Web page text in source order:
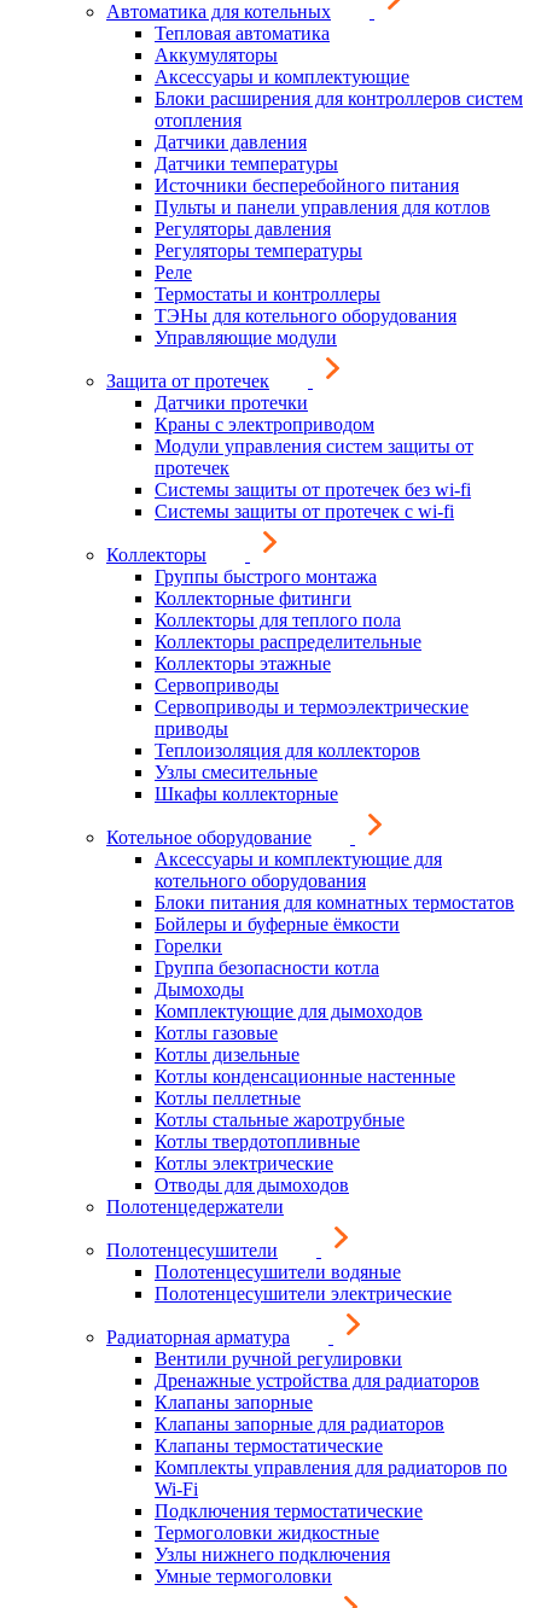
Автоматика для котельных
Тепловая автоматика
Аккумуляторы
Аксессуары и комплектующие
Блоки расширения для контроллеров систем
отопления
Датчики давления
Датчики температуры
Источники бесперебойного питания
Пульты и панели управления для котлов
Регуляторы давления
Регуляторы температуры
Реле
Термостаты и контроллеры
ТЭНы для котельного оборудования
Управляющие модули
Защита от протечек
Датчики протечки
Краны с электроприводом
Модули управления систем защиты от
протечек
Системы защиты от протечек без wi-fi
Системы защиты от протечек с wi-fi
Коллекторы
Группы быстрого монтажа
Коллекторные фитинги
Коллекторы для теплого пола
Коллекторы распределительные
Коллекторы этажные
Сервоприводы
Сервоприводы и термоэлектрические
приводы
Теплоизоляция для коллекторов
Узлы смесительные
Шкафы коллекторные
Котельное оборудование
Аксессуары и комплектующие для
котельного оборудования
Блоки питания для комнатных термостатов
Бойлеры и буферные ёмкости
Горелки
Группа безопасности котла
Дымоходы
Комплектующие для дымоходов
Котлы газовые
Котлы дизельные
Котлы конденсационные настенные
Котлы пеллетные
Котлы стальные жаротрубные
Котлы твердотопливные
Котлы электрические
Отводы для дымоходов
Полотенцедержатели
Полотенцесушители
Полотенцесушители водяные
Полотенцесушители электрические
Радиаторная арматура
Вентили ручной регулировки
Дренажные устройства для радиаторов
Клапаны запорные
Клапаны запорные для радиаторов
Клапаны термостатические
Комплекты управления для радиаторов по
Wi-Fi
Подключения термостатические
Термоголовки жидкостные
Узлы нижнего подключения
Умные термоголовки